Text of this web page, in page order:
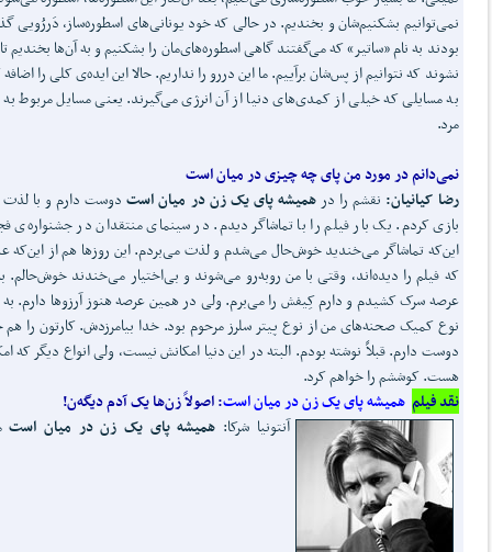
نمی‌توانیم بشکنیم‌شان و بخندیم. در حالی که خود یونانی‌های اسطوره‌ساز، دَررُویی
بودند به نام «ساتیر» که می‌گفتند گاهی اسطوره‌های‌مان را بشکنیم و به آن‌ها بخندیم
نشوند که نتوانیم از پس‌شان برآییم. ما این دررو را نداریم. حالا این ایده‌ی کلی را
به مسایلی که خیلی از کمدی‌های دنیا از آن انرژی می‌گیرند. یعنی مسایل مربوط
مرد.
نمی‌دانم در مورد من پای چه چیزی در میان است
رضا کیانیان: نقشم را درهمیشه پای یک زن در میان استدوست دارم و با لذت
بازی کردم. یک بار فیلم را با تماشاگر دیدم. در سینمای منتقدان در جشنواره‌ی
این‌که تماشاگر می‌خندید خوش‌حال می‌شدم و لذت می‌بردم. این روزها هم از این‌که
که فیلم را دیده‌اند، وقتی با من روبه‌رو می‌شوند و بی‌اختیار می‌خندند خوش‌حالم.
عرصه سرک کشیدم و دارم کِیفش را می‌برم. ولی در همین عرصه هنوز آرزوها دارم.
نوع کمیک صحنه‌های من از نوع پیتر سلرز مرحوم بود. خدا بیامرزدش. کارتون را
دوست دارم. قبلاً نوشته بودم. البته در این دنیا امکانش نیست، ولی انواع دیگر که
هست. کوششم را خواهم کرد.
نقد فیلم همیشه پای یک زن در میان است: اصولاً زن‌ها یک آدم دیگه‌ن!
آنتونیا شرکا: همیشه پای یک زن در میان است